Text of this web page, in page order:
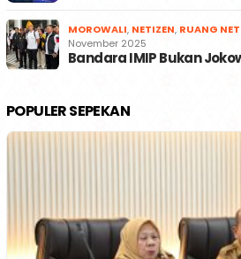
MOROWALI, NETIZEN, RUANG
November 2025
Bandara IMIP Bukan
POPULER SEPEKAN